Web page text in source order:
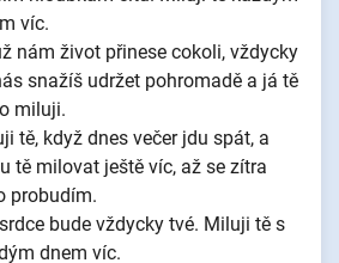
víc.
nám život přinese cokoli, vždycky
snažíš udržet pohromadě a já tě
miluji.
tě, když dnes večer jdu spát, a
tě milovat ještě víc, až se zítra
probudím.
bude vždycky tvé. Miluji tě s
dnem víc.